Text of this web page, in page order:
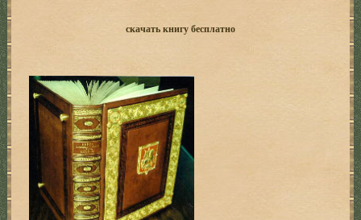
скачать книгу бесплатно